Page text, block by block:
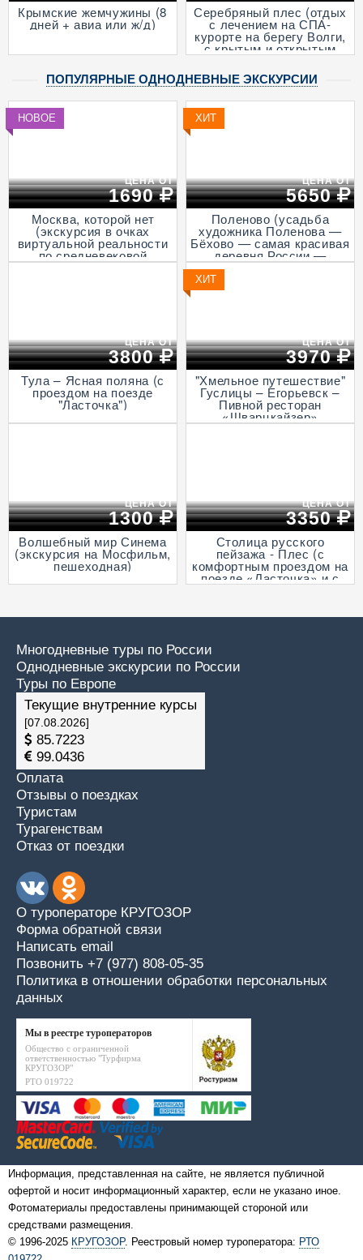
Крымские жемчужины (8
дней + авиа или ж/д)
Серебряный плес (отдых
с лечением на СПА-
курорте на берегу Волги,
с крытым и открытым
бассейнами и
анимационными
программами, 7 дней + ж/
д)
ПОПУЛЯРНЫЕ ОДНОДНЕВНЫЕ ЭКСКУРСИИ
НОВОЕ
ЦЕНА ОТ
1690
Москва, которой нет
(экскурсия в очках
виртуальной реальности
по средневековой
столице, пешеходная)
ХИТ
ЦЕНА ОТ
5650
Поленово (усадьба
художника Поленова —
Бёхово — самая красивая
деревня России —
Итальянская ротонда в
Подмоклово, с прогулкой
на теплоходе по Оке)
ЦЕНА ОТ
3800
Тула – Ясная поляна (с
проездом на поезде
"Ласточка")
ХИТ
ЦЕНА ОТ
3970
"Хмельное путешествие"
Гуслицы – Егорьевск –
Пивной ресторан
«Шварцкайзер»
ЦЕНА ОТ
1300
Волшебный мир Синема
(экскурсия на Мосфильм,
пешеходная)
ЦЕНА ОТ
3350
Столица русского
пейзажа - Плес (с
комфортным проездом на
поезде «Ласточка» и с
прогулкой на теплоходе
Многодневные туры по России
Однодневные экскурсии по России
Туры по Европе
Текущие внутренние курсы
[07.08.2026]
85.7223
99.0436
Оплата
Отзывы о поездках
Туристам
Турагенствам
Отказ от поездки
О туроператоре КРУГОЗОР
Форма обратной связи
Написать email
Позвонить +7 (977) 808-05-35
Политика в отношении обработки персональных
данных
Мы в реестре туроператоров
Общество с ограниченной
ответственностью "Турфирма
КРУГОЗОР"
РТО 019722
Информация, представленная на сайте, не является публичной
офертой и носит информационный характер, если не указано иное.
Фотоматериалы предоставлены принимающей стороной или
средствами размещения.
© 1996-2025 КРУГОЗОР. Реестровый номер туроператора: РТО